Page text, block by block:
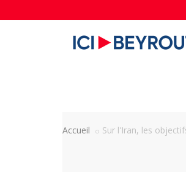
Accueil Sur l'Iran, les